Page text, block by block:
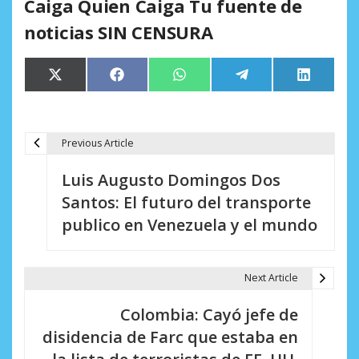
Caiga Quien Caiga Tu fuente de
noticias SIN CENSURA
Compartir
en
X
(Twitter)
Compartir
en
Facebook Compartir
en
WhatsApp Compartir
en
Telegram
en
LinkedIn
Previous Article
Luis Augusto Domingos Dos
Santos: El futuro del transporte
publico en Venezuela y el mundo
Next Article
Colombia: Cayó jefe de
disidencia de Farc que estaba en